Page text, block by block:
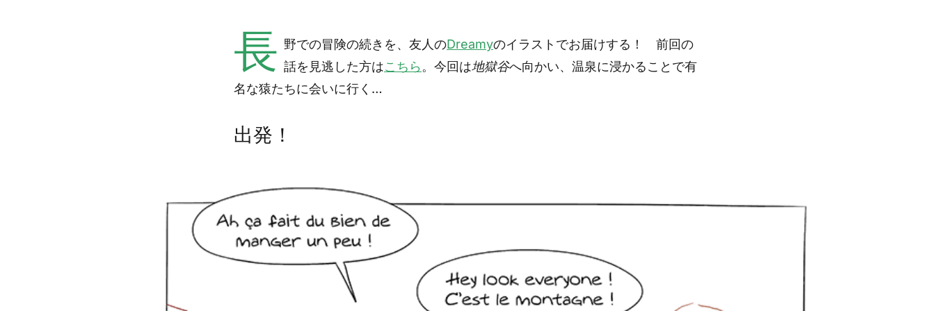
長 野での冒険の続きを、友人のDreamyのイラストでお届けする！ 前回の
話を見逃した方はこちら 。今回は地獄谷へ向かい、温泉に浸かることで有
名な猿たちに会いに行く…
出発！